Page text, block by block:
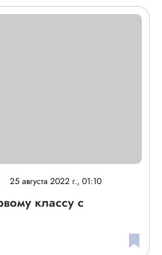
25 августа 2022 г., 01:10
классу с